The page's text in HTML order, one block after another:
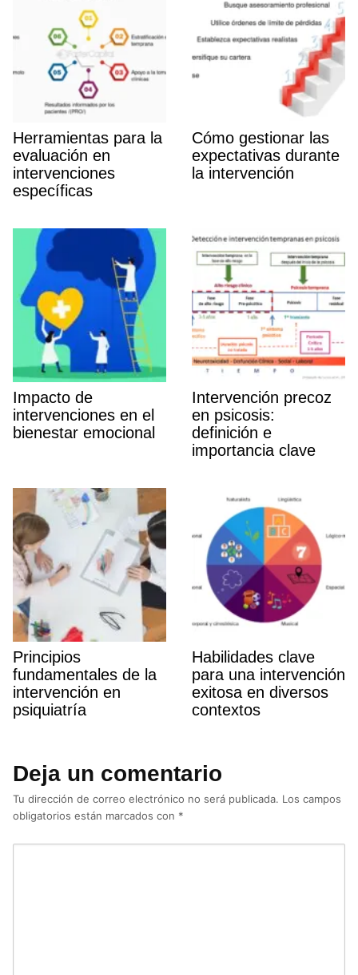
Herramientas para la
evaluación en
intervenciones
especí­ficas
Cómo gestionar las
expectativas durante
la intervención
Impacto de
intervenciones en el
bienestar emocional
Intervención precoz
en psicosis:
definición e
importancia clave
Principios
fundamentales de la
intervención en
psiquiatrí­a
Habilidades clave
para una intervención
exitosa en diversos
contextos
Deja un comentario
Tu dirección de correo electrónico no será publicada. Los campos
obligatorios están marcados con *